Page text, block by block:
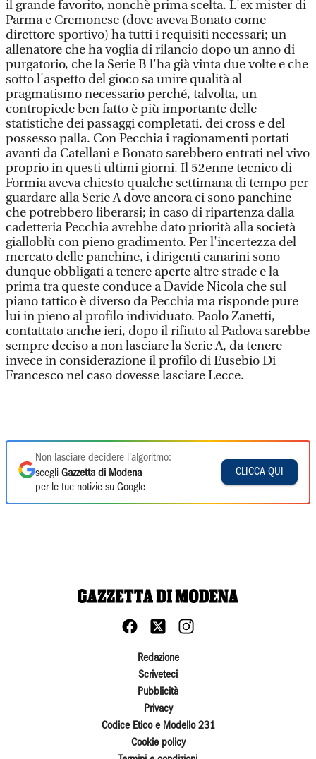
il grande favorito, nonchè prima scelta. L'ex mister di
Parma e Cremonese (dove aveva Bonato come
direttore sportivo) ha tutti i requisiti necessari; un
allenatore che ha voglia di rilancio dopo un anno di
purgatorio, che la Serie B l'ha già vinta due volte e che
sotto l'aspetto del gioco sa unire qualità al
pragmatismo necessario perché, talvolta, un
contropiede ben fatto è più importante delle
statistiche dei passaggi completati, dei cross e del
possesso palla. Con Pecchia i ragionamenti portati
avanti da Catellani e Bonato sarebbero entrati nel vivo
proprio in questi ultimi giorni. Il 52enne tecnico di
Formia aveva chiesto qualche settimana di tempo per
guardare alla Serie A dove ancora ci sono panchine
che potrebbero liberarsi; in caso di ripartenza dalla
cadetteria Pecchia avrebbe dato priorità alla società
gialloblù con pieno gradimento. Per l'incertezza del
mercato delle panchine, i dirigenti canarini sono
dunque obbligati a tenere aperte altre strade e la
prima tra queste conduce a Davide Nicola che sul
piano tattico è diverso da Pecchia ma risponde pure
lui in pieno al profilo individuato. Paolo Zanetti,
contattato anche ieri, dopo il rifiuto al Padova sarebbe
sempre deciso a non lasciare la Serie A, da tenere
invece in considerazione il profilo di Eusebio Di
Francesco nel caso dovesse lasciare Lecce.
Non lasciare decidere l'algoritmo:
scegli Gazzetta di Modena
per le tue notizie su Google
CLICCA QUI
Redazione
Scriveteci
Pubblicità
Privacy
Codice Etico e Modello 231
Cookie policy